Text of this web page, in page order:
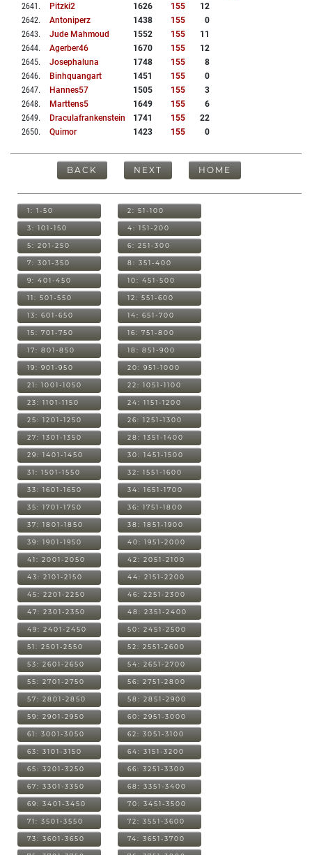
2641 . Pitzki2 1626 155
12
2642. Antoniperz 1438 155
0
2643. Jude Mahmoud 1552 155
11
2644. Agerber46 1670 155
12
2645. Josephaluna 1748 155
8
2646. Binhquangart 1451 155
0
2647. Hannes57 1505 155
3
2648. Marttens5 1649 155
6
2649. Draculafrankenstein 1741 155
22
2650. Quimor 1423 155 0
BACK NEXT HOME
1: 1-50 2: 51-100
3: 101-150 4: 151-200
5: 201-250 6: 251-300
7: 301-350 8: 351-400
9: 401-450 10: 451-500
11: 501-550 12: 551-600
13: 601-650 14: 651-700
15: 701-750 16: 751-800
17: 801-850 18: 851-900
19: 901-950 20: 951-1000
21: 1001-1050 22: 1051-1100
23: 1101-1150 24: 1151-1200
25: 1201-1250 26: 1251-1300
27: 1301-1350 28: 1351-1400
29: 1401-1450 30: 1451-1500
31: 1501-1550 32: 1551-1600
33: 1601-1650 34: 1651-1700
35: 1701-1750 36: 1751-1800
37: 1801-1850 38: 1851-1900
39: 1901-1950 40: 1951-2000
41: 2001-2050 42: 2051-2100
43: 2101-2150 44: 2151-2200
45: 2201-2250 46: 2251-2300
47: 2301-2350 48: 2351-2400
49: 2401-2450 50: 2451-2500
51: 2501-2550 52: 2551-2600
53: 2601-2650 54: 2651-2700
55: 2701-2750 56: 2751-2800
57: 2801-2850 58: 2851-2900
59: 2901-2950 60: 2951-3000
61: 3001-3050 62: 3051-3100
63: 3101-3150 64: 3151-3200
65: 3201-3250 66: 3251-3300
67: 3301-3350 68: 3351-3400
69: 3401-3450 70: 3451-3500
71: 3501-3550 72: 3551-3600
73: 3601-3650 74: 3651-3700